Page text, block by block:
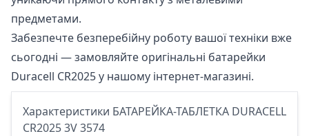
предметами.
Забезпечте безперебійну роботу вашої техніки вже
сьогодні — замовляйте оригінальні батарейки
Duracell CR2025 у нашому інтернет-магазині.
Характеристики БАТАРЕЙКА-ТАБЛЕТКА DURACELL
CR2025 3V 3574